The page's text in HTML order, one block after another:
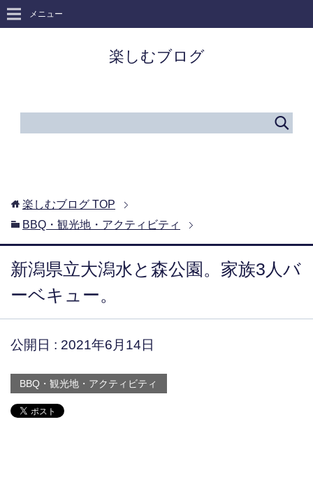
楽しむブログ
メニュー
楽しむブログ TOP
BBQ・観光地・アクティビティ
新潟県立大潟水と森公園。家族3人バ
ーベキュー。
公開日 : 2021年6月14日
BBQ・観光地・アクティビティ